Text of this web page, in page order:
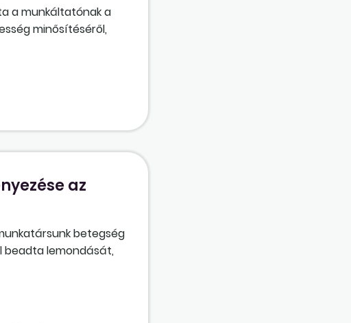
a munkáltatónak a
minősítéséről,
a vizsgálat
Egészségi állapot:
is az öt munkanap
az
betegség
beadta lemondását,
nem tudja
pénzbeli megváltását
illetve jár-e abban